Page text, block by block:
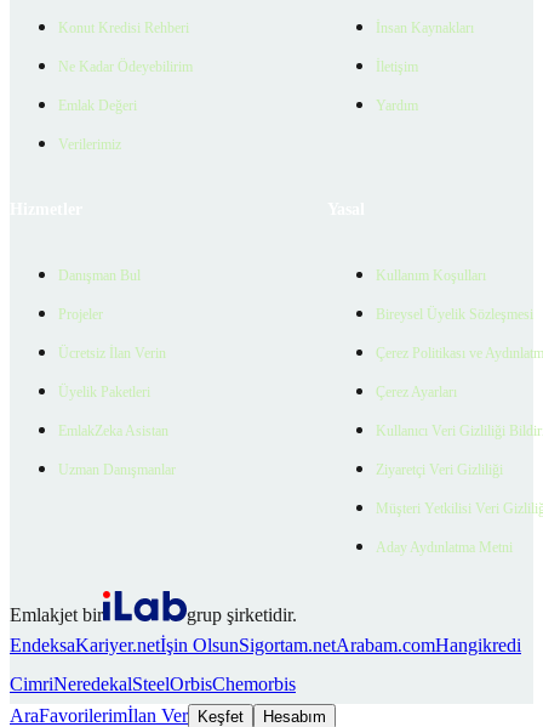
Konut Kredisi Rehberi
Ne Kadar Ödeyebilirim
Emlak Değeri
Verilerimiz
İnsan Kaynakları
İletişim
Yardım
Danışman Bul
Projeler
Ücretsiz İlan Verin
Üyelik Paketleri
EmlakZeka Asistan
Uzman Danışmanlar
Kullanım Koşulları
Bireysel Üyelik Sözleşmesi
Çerez Politikası ve
Çerez Ayarları
Kullanıcı Veri Gizliliği
Ziyaretçi Veri Gizliliği
Müşteri Yetkilisi Veri
Aday Aydınlatma Metni
Emlakjet bir
grup şirketidir.
EndeksaKariyer.netİşin OlsunSigortam.netArabam.comHangikredi
CimriNeredekalSteelOrbisChemorbis
AraFavorilerimİlan Ver Keşfet Hesabım